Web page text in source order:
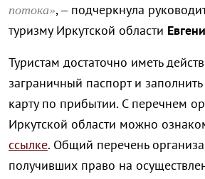
потока», – подчеркнула
туризму Иркутской области
Туристам достаточно иметь
заграничный паспорт и
карту по прибытии. С перечнем
Иркутской области можно
ссылке. Общий перечень
получивших право на